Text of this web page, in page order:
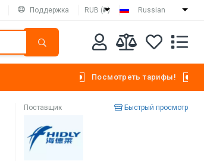
Поддержка RUB (₽) Russian
Посмотреть тарифы!
Поставщик Быстрый просмотр